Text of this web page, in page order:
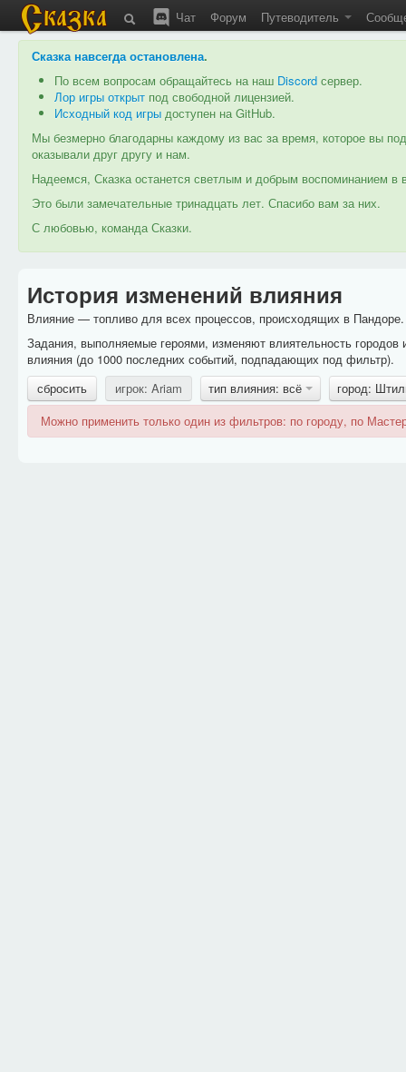
Чат Форум Путеводитель
Сказка навсегда остановлена.
По всем вопросам обращайтесь на наш Discord сервер.
Лор игры открыт под свободной лицензией.
Исходный код игры доступен на GitHub.
Мы безмерно благодарны каждому из вас за время, которое вы
оказывали друг другу и нам.
Надеемся, Сказка останется светлым и добрым воспоминанием
Это были замечательные тринадцать лет. Спасибо вам за них.
С любовью, команда Сказки.
История изменений влияния
Влияние — топливо для всех процессов, происходящих в
Задания, выполняемые героями, изменяют влиятельность
влияния (до 1000 последних событий, подпадающих под фильтр).
сбросить
игрок: Ariam тип влияния: всё
город:
Можно применить только один из фильтров: по городу, по